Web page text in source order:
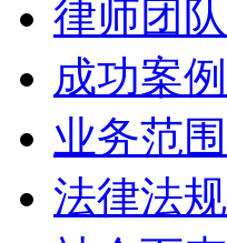
律师团队
成功案例
业务范围
法律法规